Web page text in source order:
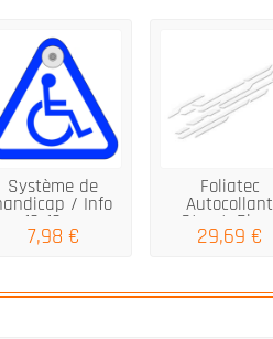
Système de
/ Info
12x12cm
7,98 €
Foliatec
Autocollant
Street, Blanc
Matt...
29,69 €